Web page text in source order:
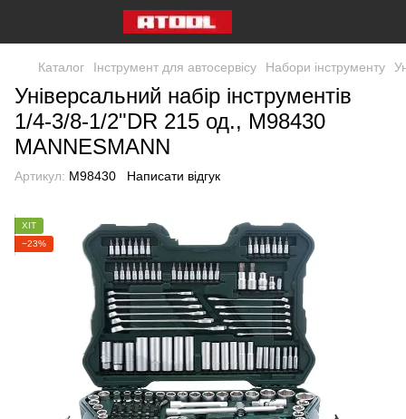
Каталог Інструмент для автосервісу Набори інструменту
Універсальний набір інструментів
1/4-3/8-1/2"DR 215 од., M98430
MANNESMANN
Артикул: M98430 Написати відгук
ХІТ
−23%